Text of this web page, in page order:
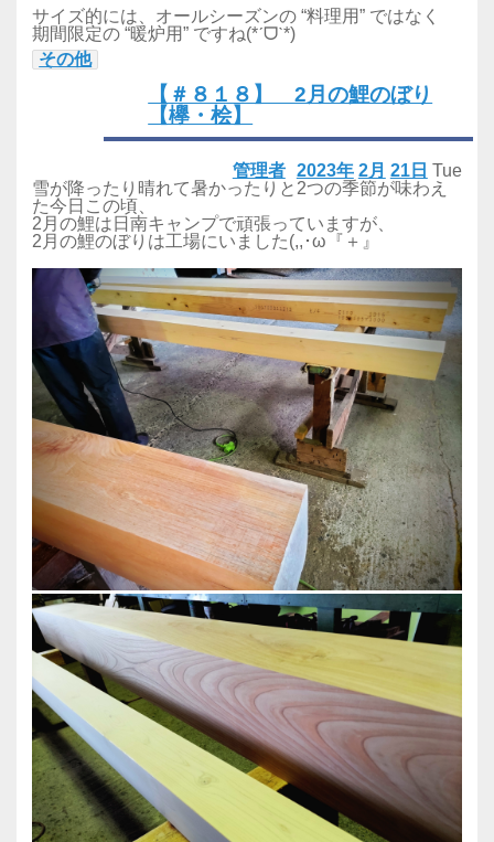
サイズ的には、オールシーズンの “料理用” ではなく
期間限定の “暖炉用” ですね(*ˊᗜˋ*)
その他
【＃８１８】 2月の鯉のぼり
【欅・桧】
2023年 2月 21日 Tue
管理者
雪が降ったり晴れて暑かったりと2つの季節が味わえ
た今日この頃、
2月の鯉は日南キャンプで頑張っていますが、
2月の鯉のぼりは工場にいました(,,･ω『＋』ゞ